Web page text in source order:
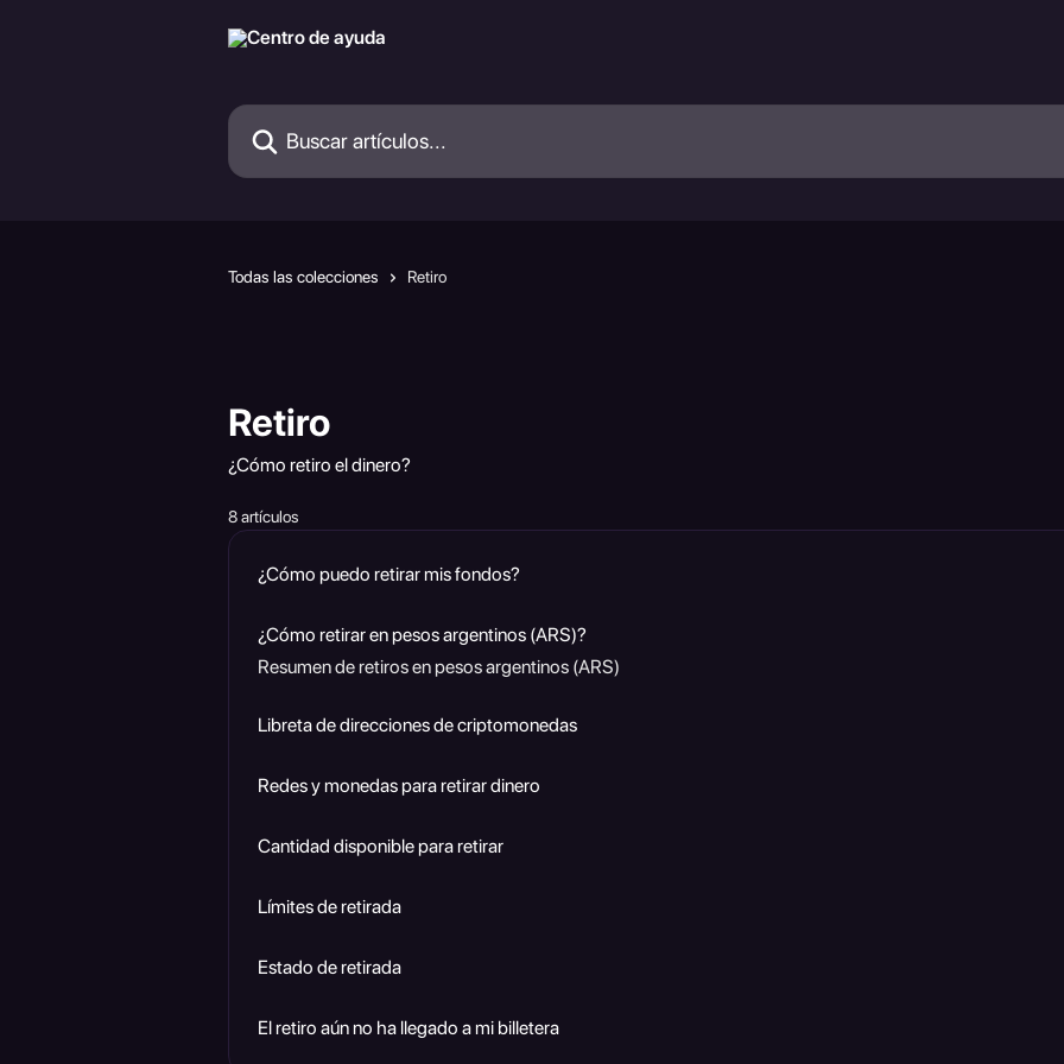
Buscar artículos...
Todas las colecciones Retiro
Retiro
¿Cómo retiro el dinero?
8 artículos
¿Cómo puedo retirar mis fondos?
¿Cómo retirar en pesos argentinos (ARS)?
Resumen de retiros en pesos argentinos (ARS)
Libreta de direcciones de criptomonedas
Redes y monedas para retirar dinero
Cantidad disponible para retirar
Límites de retirada
Estado de retirada
El retiro aún no ha llegado a mi billetera